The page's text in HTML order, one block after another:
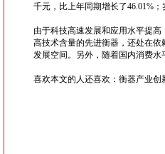
千元，比上年同期增长了46.01%
由于科技高速发展和应用水平提
高技术含量的先进衡器，还处在
发展空间。另外，随着国内消费
喜欢本文的人还喜欢： 衡器产业创